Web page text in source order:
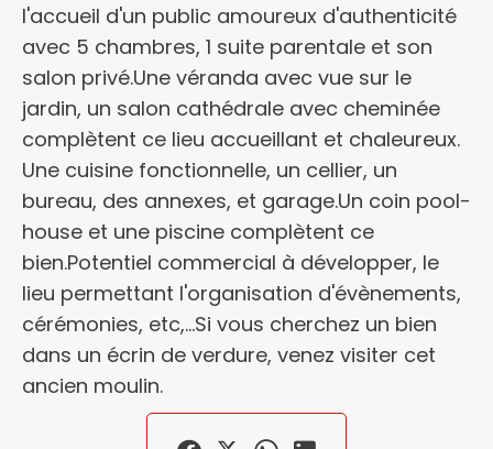
l'accueil d'un public amoureux d'authenticité
avec 5 chambres, 1 suite parentale et son
salon privé.Une véranda avec vue sur le
jardin, un salon cathédrale avec cheminée
complètent ce lieu accueillant et chaleureux.
Une cuisine fonctionnelle, un cellier, un
bureau, des annexes, et garage.Un coin pool-
house et une piscine complètent ce
bien.Potentiel commercial à développer, le
lieu permettant l'organisation d'évènements,
cérémonies, etc,...Si vous cherchez un bien
dans un écrin de verdure, venez visiter cet
ancien moulin.